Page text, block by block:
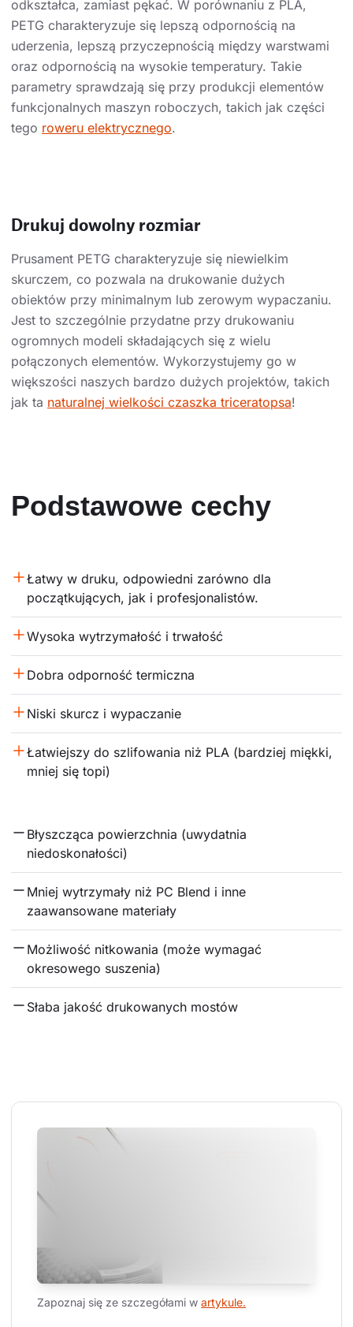
odkształca, zamiast pękać. W porównaniu z PLA,
PETG charakteryzuje się lepszą odpornością na
uderzenia, lepszą przyczepnością między warstwami
oraz odpornością na wysokie temperatury. Takie
parametry sprawdzają się przy produkcji elementów
funkcjonalnych maszyn roboczych, takich jak części
tego roweru elektrycznego.
Drukuj dowolny rozmiar
Prusament PETG charakteryzuje się niewielkim
skurczem, co pozwala na drukowanie dużych
obiektów przy minimalnym lub zerowym wypaczaniu.
Jest to szczególnie przydatne przy drukowaniu
ogromnych modeli składających się z wielu
połączonych elementów. Wykorzystujemy go w
większości naszych bardzo dużych projektów, takich
jak ta naturalnej wielkości czaszka triceratopsa!
Podstawowe cechy
Łatwy w druku, odpowiedni zarówno dla
początkujących, jak i profesjonalistów.
Wysoka wytrzymałość i trwałość
Dobra odporność termiczna
Niski skurcz i wypaczanie
Łatwiejszy do szlifowania niż PLA (bardziej miękki,
mniej się topi)
Błyszcząca powierzchnia (uwydatnia
niedoskonałości)
Mniej wytrzymały niż PC Blend i inne
zaawansowane materiały
Możliwość nitkowania (może wymagać
okresowego suszenia)
Słaba jakość drukowanych mostów
Zapoznaj się ze szczegółami w artykule.